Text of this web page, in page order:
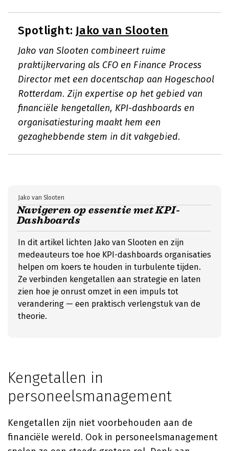
Spotlight: Jako van Slooten
Jako van Slooten combineert ruime
praktijkervaring als CFO en Finance Process
Director met een docentschap aan Hogeschool
Rotterdam. Zijn expertise op het gebied van
financiële kengetallen, KPI-dashboards en
organisatiesturing maakt hem een
gezaghebbende stem in dit vakgebied.
Navigeren op essentie met KPI-
Dashboards
Jako van Slooten
In dit artikel lichten Jako van Slooten en zijn
medeauteurs toe hoe KPI-dashboards organisaties
helpen om koers te houden in turbulente tijden.
Ze verbinden kengetallen aan strategie en laten
zien hoe je onrust omzet in een impuls tot
verandering — een praktisch verlengstuk van de
theorie.
Kengetallen in
personeelsmanagement
Kengetallen zijn niet voorbehouden aan de
financiële wereld. Ook in personeelsmanagement